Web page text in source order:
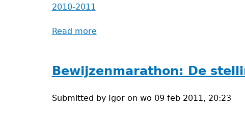
2010-2011
Read more
intelligentie
Bewijzenmarathon: De
Submitted by Igoron wo 09 feb 2011, 20:23